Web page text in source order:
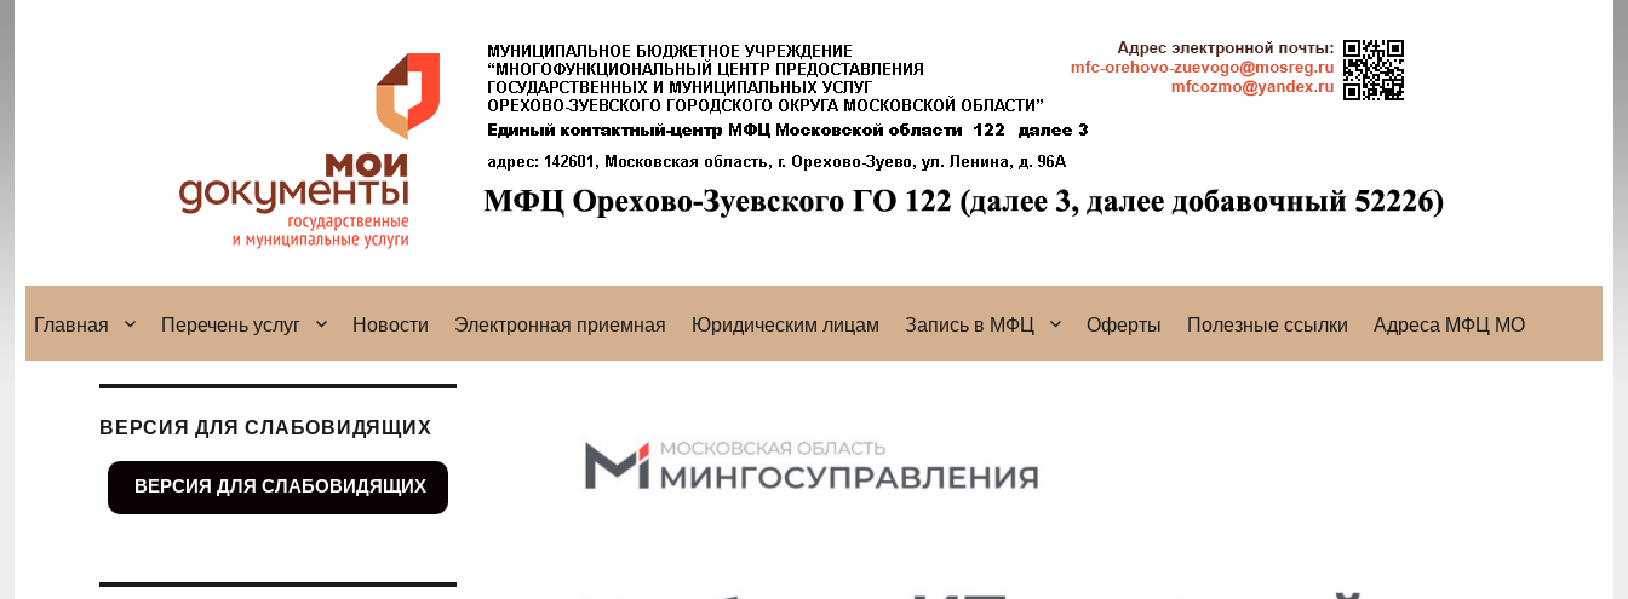
Главная Перечень услуг Новости Электронная приемная Юридическим лицам Запись в МФЦ Оферты Полезные ссылки Адреса МФЦ МО
ВЕРСИЯ ДЛЯ СЛАБОВИДЯЩИХ
ВЕРСИЯ ДЛЯ СЛАБОВИДЯЩИХ